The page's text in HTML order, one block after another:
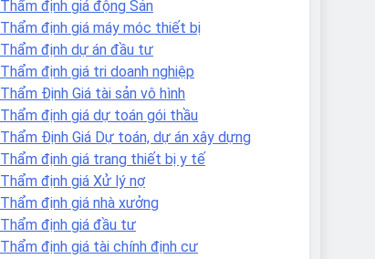
Thẩm định giá động Sản
Thẩm định giá máy móc thiết bị
Thẩm định dự án đầu tư
Thẩm định giá tri doanh nghiệp
Thẩm Định Giá tài sản vô hình
Thẩm định giá dự toán gói thầu
Thẩm Định Giá Dự toán, dự án xây dựng
Thẩm định giá trang thiết bị y tế
Thẩm định giá Xử lý nợ
Thẩm định giá nhà xưởng
Thẩm định giá đầu tư
Thẩm định giá tài chính định cư